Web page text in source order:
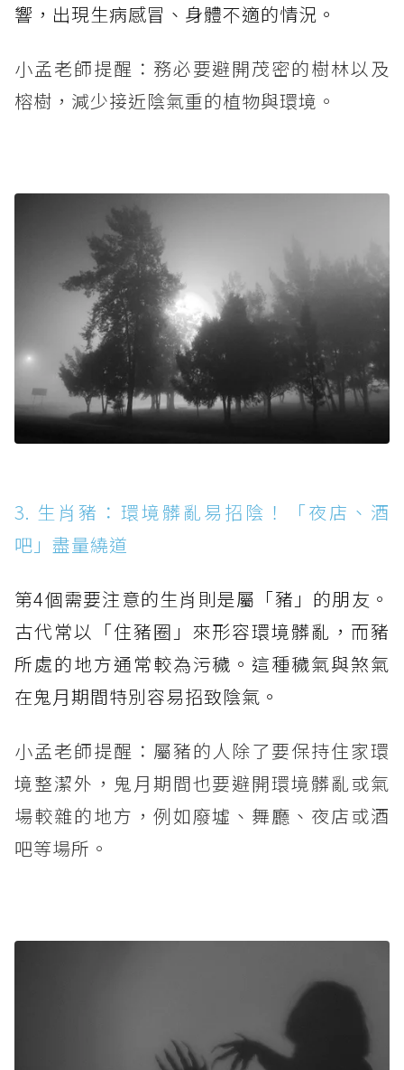
響，出現生病感冒、身體不適的情況。
小孟老師提醒：務必要避開茂密的樹林以及
榕樹，減少接近陰氣重的植物與環境。
3. 生肖豬：環境髒亂易招陰！「夜店、酒
吧」盡量繞道
第4個需要注意的生肖則是屬「豬」的朋友。
古代常以「住豬圈」來形容環境髒亂，而豬
所處的地方通常較為污穢。這種穢氣與煞氣
在鬼月期間特別容易招致陰氣。
小孟老師提醒：屬豬的人除了要保持住家環
境整潔外，鬼月期間也要避開環境髒亂或氣
場較雜的地方，例如廢墟、舞廳、夜店或酒
吧等場所。